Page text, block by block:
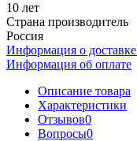
10 лет
Страна производитель
Россия
Информация о доставке
Информация об оплате
Описание товара
Характеристики
Отзывов0
Вопросы0